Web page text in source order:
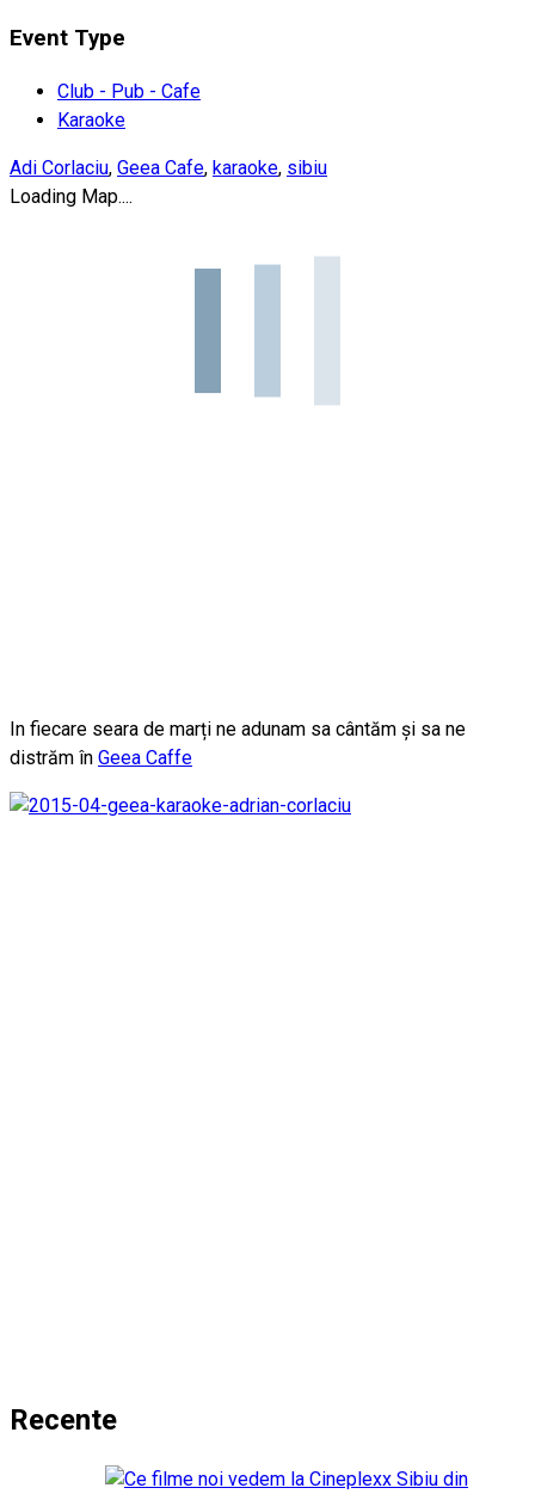
Event Type
Club - Pub - Cafe
Karaoke
Adi Corlaciu, Geea Cafe, karaoke, sibiu
Loading Map....
In fiecare seara de marți ne adunam sa cântăm și sa ne
distrăm în Geea Caffe
Recente